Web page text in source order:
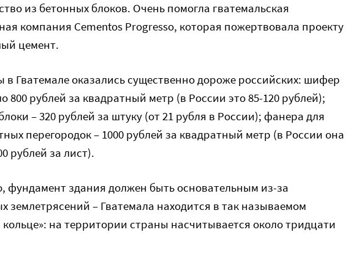
из бетонных блоков. Очень помогла гватемальская
компания Cementos Progresso, которая пожертвовала проекту
цемент.
в Гватемале оказались существенно дороже российских: шифер
800 рублей за квадратный метр (в России это 85-120 рублей);
– 320 рублей за штуку (от 21 рубля в России); фанера для
перегородок – 1000 рублей за квадратный метр (в России она
рублей за лист).
фундамент здания должен быть основательным из-за
землетрясений – Гватемала находится в так называемом
на территории страны насчитывается около тридцати